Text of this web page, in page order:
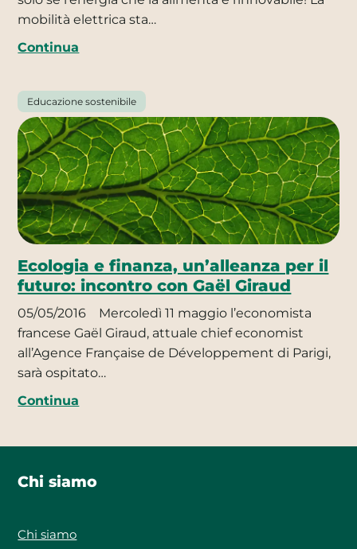
mobilità elettrica sta…
Continua
Educazione sostenibile
Ecologia e finanza, un’alleanza per il
futuro: incontro con Gaël Giraud
05/05/2016
Mercoledì 11 maggio l’economista
francese Gaël Giraud, attuale chief economist
all’Agence Française de Développement di Parigi,
sarà ospitato…
Continua
Chi siamo
Chi siamo